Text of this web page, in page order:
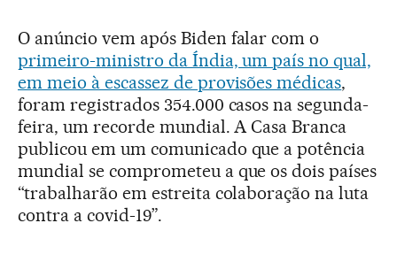
O anúncio vem após Biden falar com o
primeiro-ministro da Índia, um país no qual,
em meio à escassez de provisões médicas,
foram registrados 354.000 casos na segunda-
feira, um recorde mundial. A Casa Branca
publicou em um comunicado que a potência
mundial se comprometeu a que os dois países
“trabalharão em estreita colaboração na luta
contra a covid-19”.